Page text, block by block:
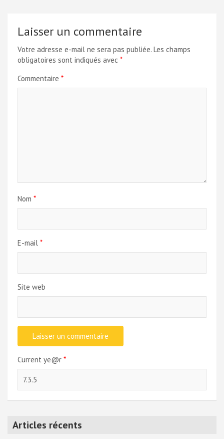
Laisser un commentaire
Votre adresse e-mail ne sera pas publiée. Les champs
obligatoires sont indiqués avec *
Commentaire *
Nom *
E-mail *
Site web
Current ye@r *
Articles récents